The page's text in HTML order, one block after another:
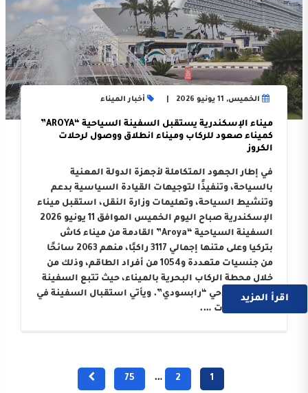
الخميس, 11 يونيو 2026 أخبار الميناء
ميناء الإسكندرية يستقبل السفينة السياحية “AROYA”
كميناء صعود للركاب وميناء انطلاق ووصول لرحلات
الكروز
في إطار الجهود المتكاملة لأجهزة الدولة المعنية
بالسياحة، وتنفيذًا لتوجيهات القيادة السياسية بدعم
وتنشيط السياحة، وتعليمات وزارة النقل، استقبل ميناء
الإسكندرية صباح اليوم الخميس الموافق 11 يونيو 2026
السفينة السياحية “Aroya” القادمة من ميناء كاش
بتركيا وعلى متنها إجمالي 3117 راكبًا، منهم 2063 سائحًا
من جنسيات متعددة و1054 من أفراد الطاقم، وذلك من
خلال محطة الركاب البحرية بالميناء، حيث تتبع السفينة
الوكيل الملاحي “رابسودي”. ويأتي استقبال السفينة في
إطار النجاحات ….
اقرأ المزيد
1
2
…
75